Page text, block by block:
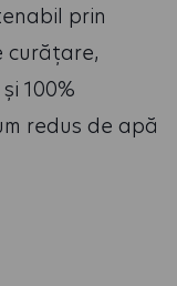
prin
curățare,
100%
redus de apă